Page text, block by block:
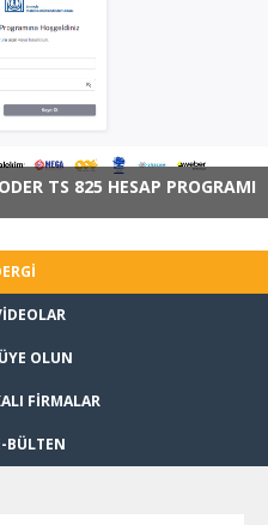
TS 825 HESAP PROGRAMI
OLUN
FİRMALAR
BÜLTEN